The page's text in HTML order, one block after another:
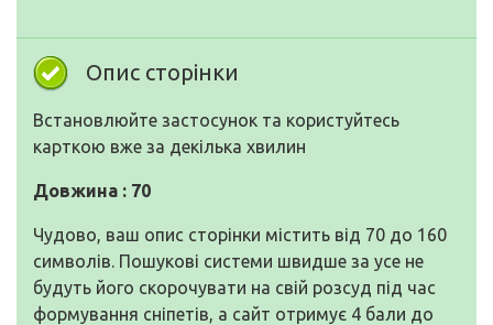
Опис сторінки
Встановлюйте застосунок та користуйтесь
карткою вже за декілька хвилин
Довжина : 70
Чудово, ваш опис сторінки містить від 70 до 160
символів. Пошукові системи швидше за усе не
будуть його скорочувати на свій розсуд під час
формування сніпетів, а сайт отримує 4 бали до